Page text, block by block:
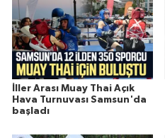
İller Arası Muay Thai Açık
Hava Turnuvası Samsun'da
başladı